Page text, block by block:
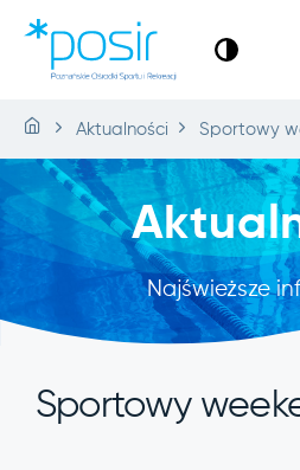
Aktualności Sportowy
Najświeższe
Sportowy